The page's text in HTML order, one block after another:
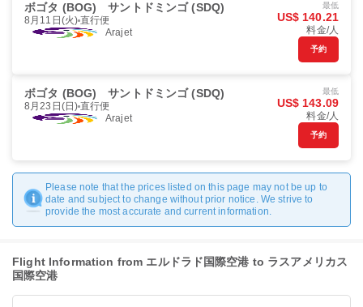
ボゴタ (BOG) サントドミンゴ (SDQ)
8月11日(火) 直行便
Arajet
最低
US$ 140.21
料金/人
予約
ボゴタ (BOG) サントドミンゴ (SDQ)
8月23日(日) 直行便
Arajet
最低
US$ 143.09
料金/人
予約
Please note that the prices listed on this page may not be up to
date and subject to change without prior notice. We strive to
provide the most accurate and current information.
Flight Information from エルドラド国際空港 to ラスアメリカス
国際空港